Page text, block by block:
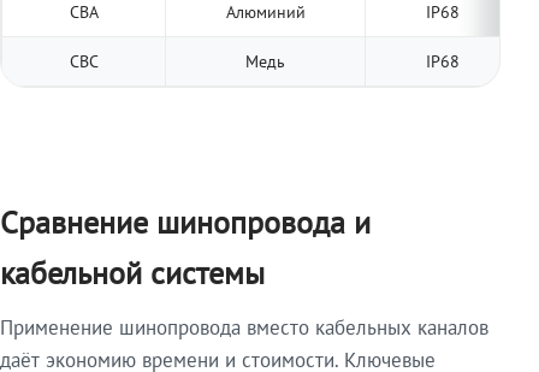
СВА Алюминий IP68
СВС Медь IP68
Сравнение шинопровода и
кабельной системы
Применение шинопровода вместо кабельных каналов
даёт экономию времени и стоимости. Ключевые